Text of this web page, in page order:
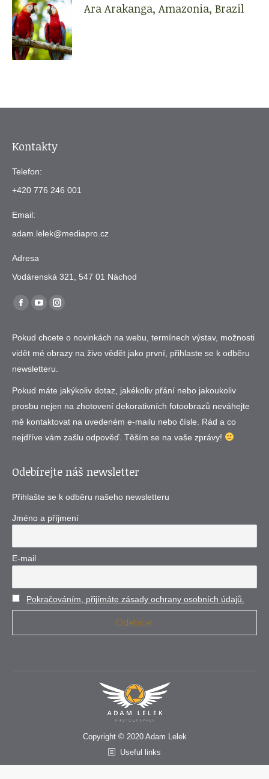
Ara Arakanga, Amazonia, Brazil
Kontakty
Telefon:
+420 776 246 001
Email:
adam.lelek@mediapro.cz
Adresa
Vodárenská 321, 547 01 Náchod
Find us on:
Facebook
opens
in
new
window
YouTube
opens
in
new
window
Instagram
opens
in
new
window
Pokud chcete o novinkách na webu, termínech výstav, možnosti
vidět mé obrazy na živo vědět jako první, přihlaste se k odběru
newsletteru.
Pokud máte jakýkoliv dotaz, jakékoliv přání nebo jakoukoliv
prosbu nejen na zhotovení dekorativních fotoobrazů neváhejte
mě kontaktovat na uvedeném e-mailu nebo čísle. Rád a co
nejdříve vám zašlu odpověď. Těším se na vaše zprávy!
Odebírejte náš newsletter
Přihlašte se k odběru našeho newsletteru
Jméno a příjmení
E-mail
Pokračováním, přijímáte zásady ochrany osobních údajů.
Copyright © 2020 Adam Lelek
Useful links